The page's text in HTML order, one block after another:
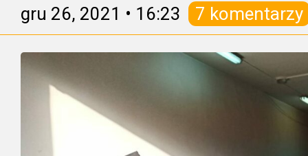
gru 26, 2021 • 16:23 7 komentarzy